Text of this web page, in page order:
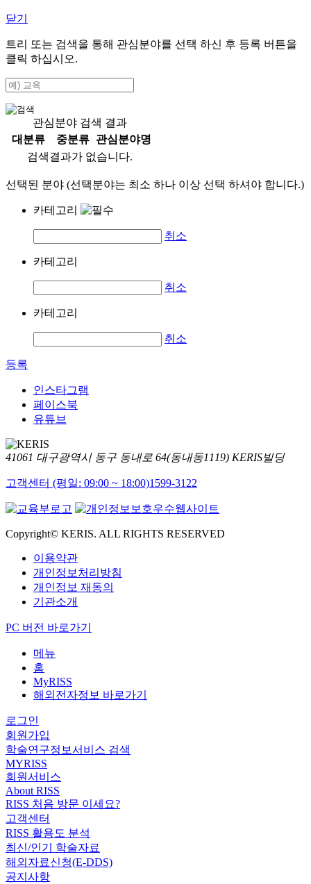
닫기
트리 또는 검색을 통해 관심분야를 선택 하신 후 등록 버튼을
클릭 하십시오.
관심분야 검색 결과
대분류
중분류
관심분야명
검색결과가 없습니다.
선택된 분야 (선택분야는 최소 하나 이상 선택 하셔야 합니다.)
카테고리
취소
카테고리
취소
카테고리
취소
등록
인스타그램
페이스북
유튜브
41061 대구광역시 동구 동내로 64(동내동1119) KERIS빌딩
고객센터 (평일: 09:00 ~ 18:00)1599-3122
Copyright© KERIS. ALL RIGHTS RESERVED
이용약관
개인정보처리방침
개인정보 재동의
기관소개
PC 버전 바로가기
메뉴
홈
MyRISS
해외전자정보 바로가기
로그인
회원가입
학술연구정보서비스 검색
MYRISS
회원서비스
About RISS
RISS 처음 방문 이세요?
고객센터
RISS 활용도 분석
최신/인기 학술자료
해외자료신청(E-DDS)
공지사항